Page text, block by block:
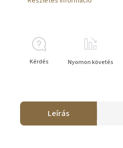
Kérdés Nyomon követés
Leírás